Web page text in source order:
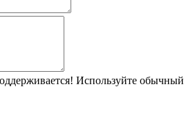
Используйте обычный